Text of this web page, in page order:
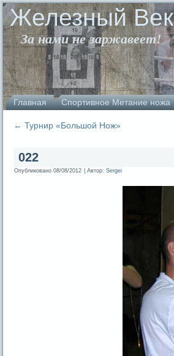
Железный Век
За нами не заржавеет!
Главная Спортивное Метание ножа
← Турнир «Большой Нож»
022
Опубликовано 08/08/2012 Автор: Sergei